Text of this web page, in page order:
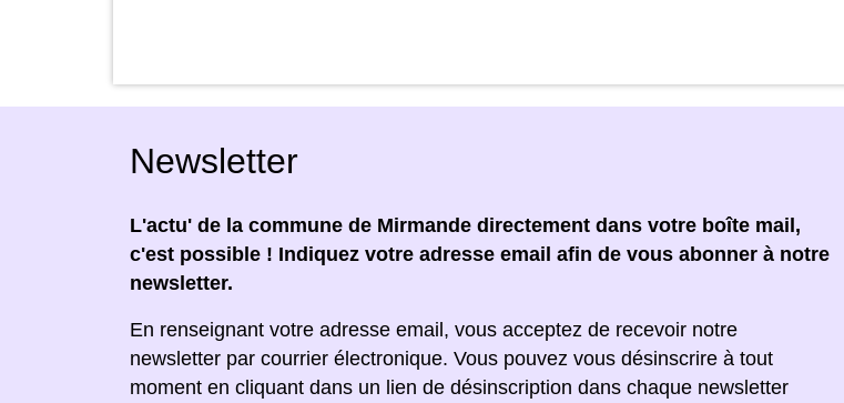
Newsletter
L'actu' de la commune de Mirmande directement dans votre boîte mail,
c'est possible ! Indiquez votre adresse email afin de vous abonner à notre
newsletter.
En renseignant votre adresse email, vous acceptez de recevoir notre
newsletter par courrier électronique. Vous pouvez vous désinscrire à tout
moment en cliquant dans un lien de désinscription dans chaque newsletter